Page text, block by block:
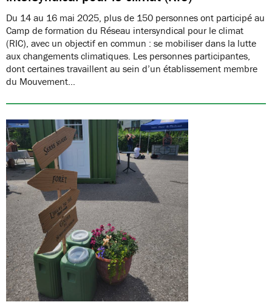
Du 14 au 16 mai 2025, plus de 150 personnes ont participé au
Camp de formation du Réseau intersyndical pour le climat
(RIC), avec un objectif en commun : se mobiliser dans la lutte
aux changements climatiques. Les personnes participantes,
dont certaines travaillent au sein d’un établissement membre
du Mouvement…